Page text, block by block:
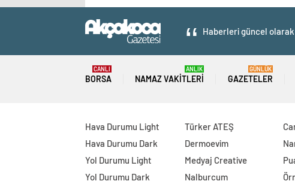
Haberleri güncel
BORSA
CANLI
NAMAZ VAKITLERI
ANLIK
GAZETELER
GÜNLÜK
Hava Durumu Light
Hava Durumu Dark
Yol Durumu Light
Yol Durumu Dark
Türker ATEŞ
Dermoevim
Medyaj Creative
Nalburcum